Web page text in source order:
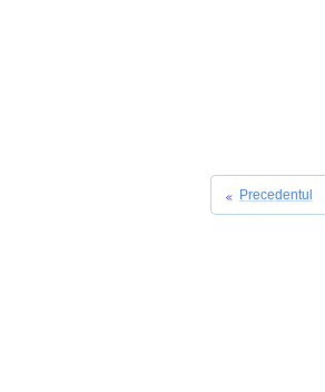
Precedentul